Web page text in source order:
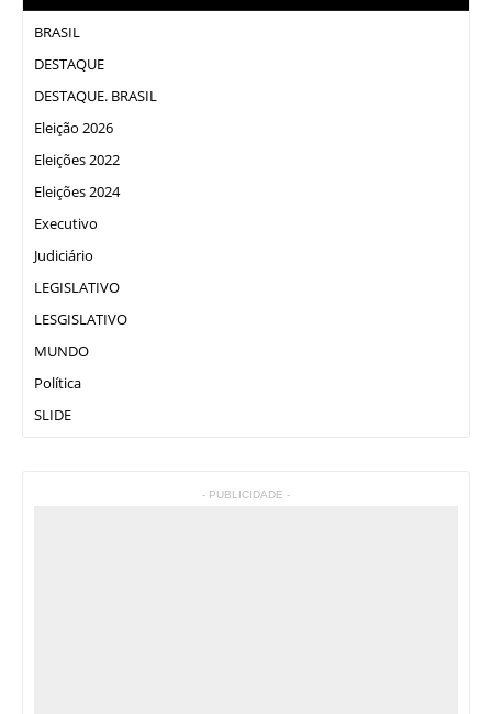
BRASIL
DESTAQUE
DESTAQUE. BRASIL
Eleição 2026
Eleições 2022
Eleições 2024
Executivo
Judiciário
LEGISLATIVO
LESGISLATIVO
MUNDO
Política
SLIDE
- PUBLICIDADE -